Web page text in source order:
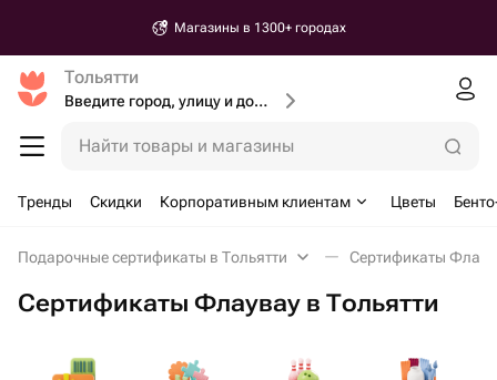
Магазины в 1300+ городах
Тольятти
Введите город, улицу и дом доставки
Найти товары и магазины
Тренды Скидки Корпоративным клиентам Цветы
Подарочные сертификаты в Тольятти Сертификаты
Сертификаты Флаувау в Тольятти